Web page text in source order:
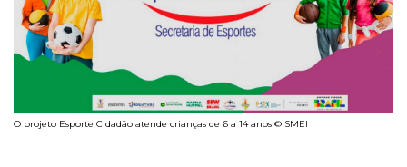
O projeto Esporte Cidadão atende crianças de 6 a 14 anos © SMEI